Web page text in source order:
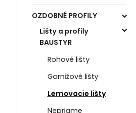
OZDOBNÉ PROFILY
Lišty a profily
BAUSTYR
Rohové lišty
Garnižové lišty
Lemovacie lišty
Nepriame